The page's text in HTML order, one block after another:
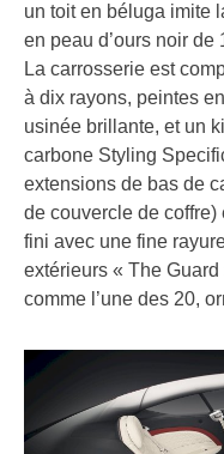
un toit en béluga imite
en peau d’ours noir
La carrosserie est
à dix rayons, peintes
usinée brillante, et un
carbone Styling
extensions de bas de
de couvercle de
fini avec une fine
extérieurs « The
comme l’une des 20,